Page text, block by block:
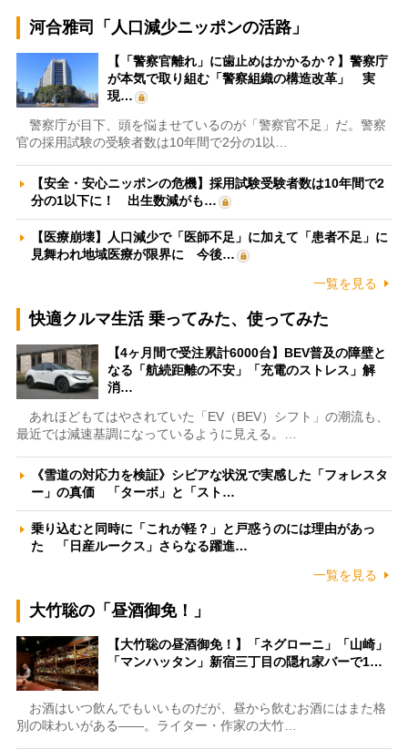
河合雅司「人口減少ニッポンの活路」
【「警察官離れ」に歯止めはかかるか？】警察庁
が本気で取り組む「警察組織の構造改革」 実
現…
警察庁が目下、頭を悩ませているのが「警察官不足」だ。警察
官の採用試験の受験者数は10年間で2分の1以…
【安全・安心ニッポンの危機】採用試験受験者数は10年間で2
分の1以下に！ 出生数減がも…
【医療崩壊】人口減少で「医師不足」に加えて「患者不足」に
見舞われ地域医療が限界に 今後…
一覧を見る
快適クルマ生活 乗ってみた、使ってみた
【4ヶ月間で受注累計6000台】BEV普及の障壁と
なる「航続距離の不安」「充電のストレス」解
消…
あれほどもてはやされていた「EV（BEV）シフト」の潮流も、
最近では減速基調になっているように見える。…
《雪道の対応力を検証》シビアな状況で実感した「フォレスタ
ー」の真価 「ターボ」と「スト…
乗り込むと同時に「これが軽？」と戸惑うのには理由があっ
た 「日産ルークス」さらなる躍進…
一覧を見る
大竹聡の「昼酒御免！」
【大竹聡の昼酒御免！】「ネグローニ」「山崎」
「マンハッタン」新宿三丁目の隠れ家バーで1…
お酒はいつ飲んでもいいものだが、昼から飲むお酒にはまた格
別の味わいがある――。ライター・作家の大竹…